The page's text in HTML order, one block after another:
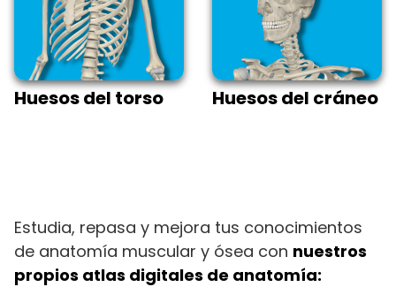
Huesos del torso Huesos del cráneo
Estudia, repasa y mejora tus conocimientos
de anatomía muscular y ósea con nuestros
propios atlas digitales de anatomía: